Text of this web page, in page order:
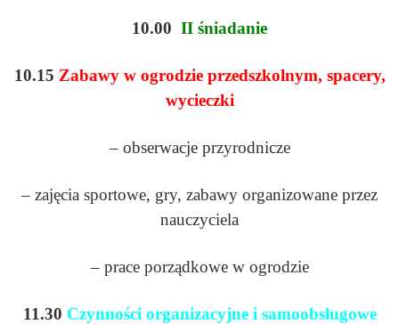
10.00 II śniadanie
10.15 Zabawy w ogrodzie przedszkolnym, spacery,
wycieczki
– obserwacje przyrodnicze
– zajęcia sportowe, gry, zabawy organizowane przez
nauczyciela
– prace porządkowe w ogrodzie
11.30 Czynności organizacyjne i samoobsługowe